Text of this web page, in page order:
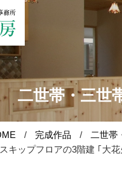
お知らせ
二世帯・三世
完成作品
二世帯
キップフロアの3階建 ｢大